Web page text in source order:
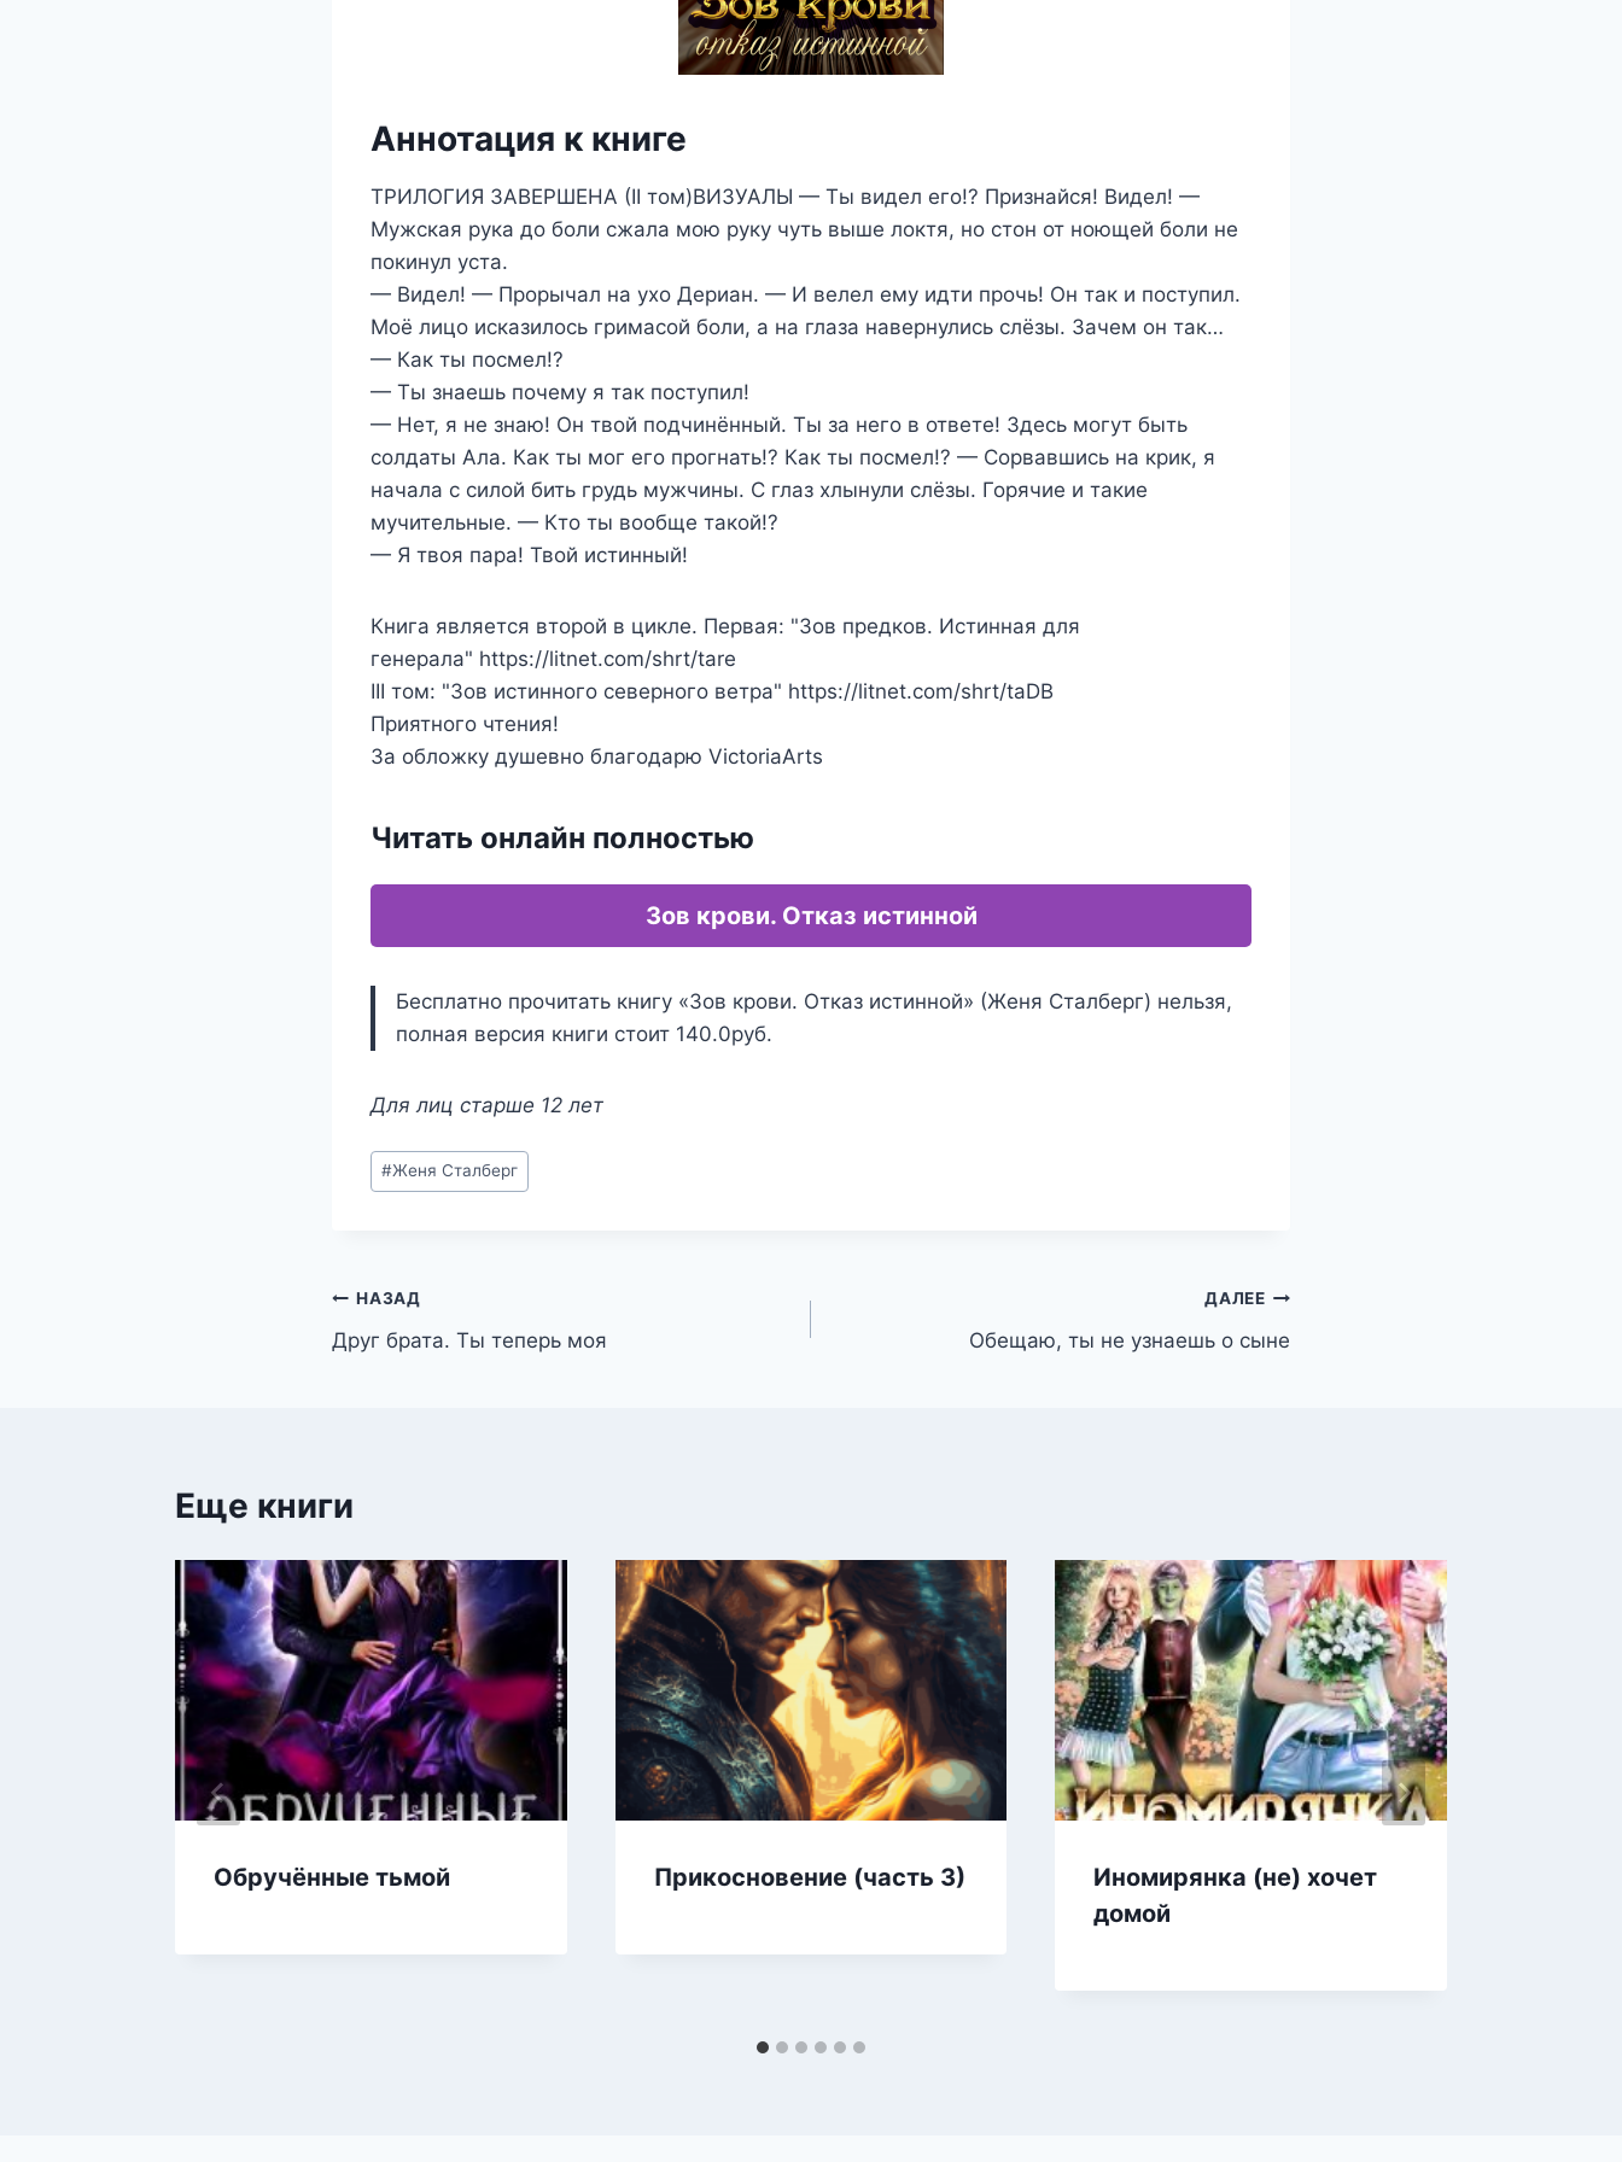
Аннотация к книге
ТРИЛОГИЯ ЗАВЕРШЕНА (II том)ВИЗУАЛЫ — Ты видел его!? Признайся! Видел! —
Мужская рука до боли сжала мою руку чуть выше локтя, но стон от ноющей боли не
покинул уста.
— Видел! — Прорычал на ухо Дериан. — И велел ему идти прочь! Он так и поступил.
Моё лицо исказилось гримасой боли, а на глаза навернулись слёзы. Зачем он так…
— Как ты посмел!?
— Ты знаешь почему я так поступил!
— Нет, я не знаю! Он твой подчинённый. Ты за него в ответе! Здесь могут быть
солдаты Ала. Как ты мог его прогнать!? Как ты посмел!? — Сорвавшись на крик, я
начала с силой бить грудь мужчины. С глаз хлынули слёзы. Горячие и такие
мучительные. — Кто ты вообще такой!?
— Я твоя пара! Твой истинный!
Книга является второй в цикле. Первая: "Зов предков. Истинная для
генерала" https://litnet.com/shrt/tare
III том: "Зов истинного северного ветра" https://litnet.com/shrt/taDB
Приятного чтения!
За обложку душевно благодарю VictoriaArts
Читать онлайн полностью
Зов крови. Отказ истинной
Бесплатно прочитать книгу «Зов крови. Отказ истинной» (Женя Сталберг) нельзя,
полная версия книги стоит 140.0руб.
Для лиц старше 12 лет
Метки
записи:
#Женя Сталберг
Навигация
по
НАЗАД
Друг брата. Ты теперь моя
ДАЛЕЕ
Обещаю, ты не узнаешь о сыне
Еще книги
Обручённые тьмой Прикосновение (часть 3)
Иномирянка (не) хочет
домой